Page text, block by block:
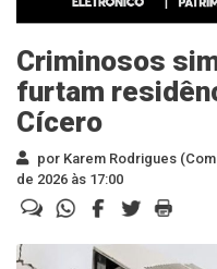
Criminosos
furtam
Cícero
por Karem Rodrigues
de 2026 às 17:00